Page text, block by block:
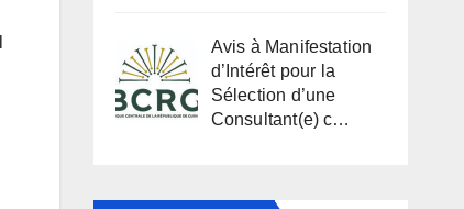
Avis à Manifestation
d’Intérêt pour la
Sélection d’une
Consultant(e) c…